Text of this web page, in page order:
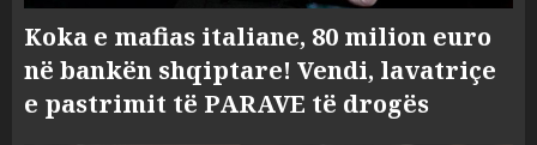
Koka e mafias italiane, 80 milion euro
në bankën shqiptare! Vendi, lavatriçe
e pastrimit të PARAVE të drogës